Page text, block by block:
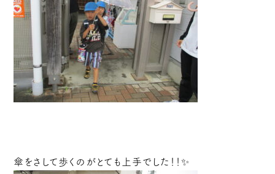
傘をさして歩くのがとても上手でした！！✨